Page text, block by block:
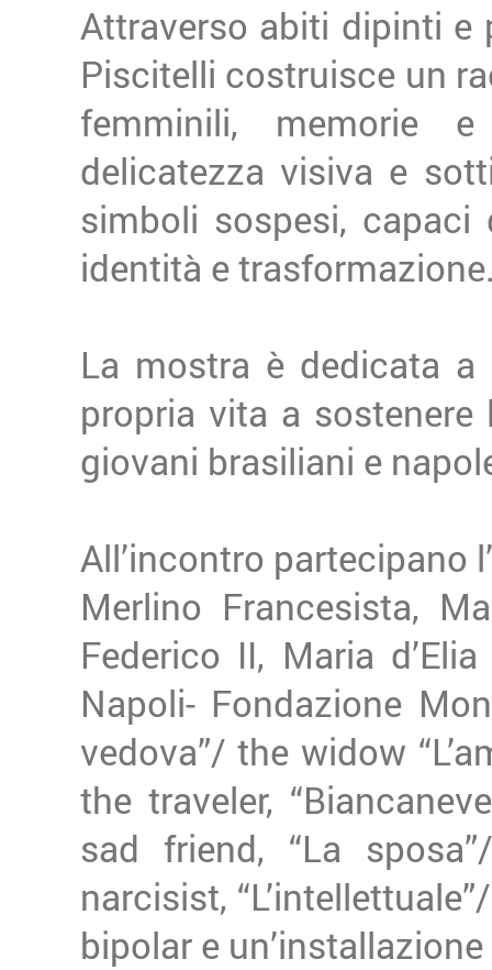
Attraverso abiti dipinti e
Piscitelli costruisce un
femminili, memorie
delicatezza visiva e
simboli sospesi, capaci
identità e
La mostra è dedicata
propria vita a
giovani brasiliani e
All’incontro partecipano
Merlino Francesista,
Federico II, Maria
Napoli- Fondazione
vedova”/ the widow
the traveler,
sad friend, “La
narcisist,
bipolar e